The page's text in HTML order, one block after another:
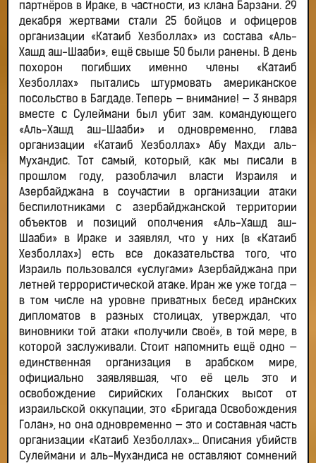
партнёров в Ираке, в частности, из клана Барзани. 29
декабря жертвами стали 25 бойцов и офицеров
организации «Катаиб Хезболлах» из состава «Аль-
Хашд аш-Шааби», ещё свыше 50 были ранены. В день
похорон погибших именно члены «Катаиб
Хезболлах» пытались штурмовать американское
посольство в Багдаде. Теперь — внимание! — 3 января
вместе с Сулеймани был убит зам. командующего
«Аль-Хашд аш-Шааби» и одновременно, глава
организации «Катаиб Хезболлах» Абу Махди аль-
Мухандис. Тот самый, который, как мы писали в
прошлом году, разоблачил власти Израиля и
Азербайджана в соучастии в организации атаки
беспилотниками с азербайджанской территории
объектов и позиций ополчения «Аль-Хашд аш-
Шааби» в Ираке и заявлял, что у них (в «Катаиб
Хезболлах») есть все доказательства того, что
Израиль пользовался «услугами» Азербайджана при
летней террористической атаке. Иран же уже тогда —
в том числе на уровне приватных бесед иранских
дипломатов в разных столицах, утверждал, что
виновники той атаки «получили своё», в той мере, в
которой заслуживали. Стоит напомнить ещё одно —
единственная организация в арабском мире,
официально заявлявшая, что её цель это и
освобождение сирийских Голанских высот от
израильской оккупации, это «Бригада Освобождения
Голан», но она одновременно — это и составная часть
организации «Катаиб Хезболлах»… Описания убийств
Сулеймани и аль-Мухандиса не оставляют сомнений